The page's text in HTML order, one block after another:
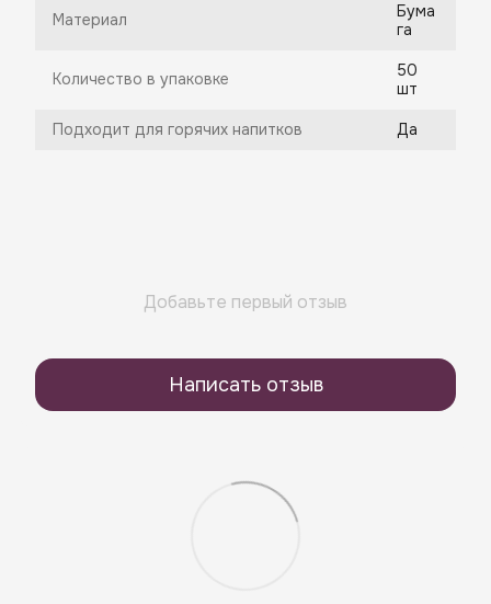
Материал
Бума
га
Количество в упаковке
50
шт
Подходит для горячих напитков Да
Добавьте первый отзыв
Написать отзыв